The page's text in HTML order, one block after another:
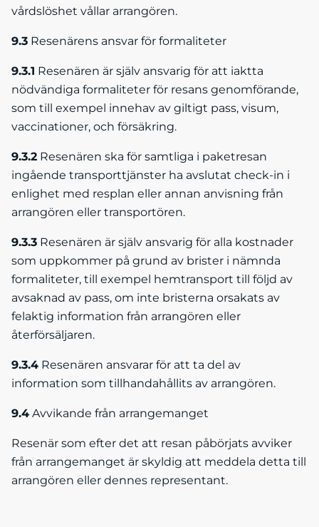
vårdslöshet vållar arrangören.
9.3 Resenärens ansvar för formaliteter
9.3.1 Resenären är själv ansvarig för att iaktta
nödvändiga formaliteter för resans genomförande,
som till exempel innehav av giltigt pass, visum,
vaccinationer, och försäkring.
9.3.2 Resenären ska för samtliga i paketresan
ingående transporttjänster ha avslutat check-in i
enlighet med resplan eller annan anvisning från
arrangören eller transportören.
9.3.3 Resenären är själv ansvarig för alla kostnader
som uppkommer på grund av brister i nämnda
formaliteter, till exempel hemtransport till följd av
avsaknad av pass, om inte bristerna orsakats av
felaktig information från arrangören eller
återförsäljaren.
9.3.4 Resenären ansvarar för att ta del av
information som tillhandahållits av arrangören.
9.4 Avvikande från arrangemanget
Resenär som efter det att resan påbörjats avviker
från arrangemanget är skyldig att meddela detta till
arrangören eller dennes representant.